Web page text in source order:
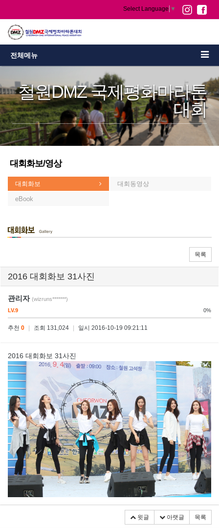
Select Language ▼
전체메뉴
철원DMZ 국제평화마라톤
대회
대회화보/영상
대회화보 대회동영상
eBook
목록
2016 대회화보 31사진
관리자 (wizruns*******)
LV.9
0%
추천 0 조회 131,024 일시 2016-10-19 09:21:11
2016 대회화보 31사진
윗글 아랫글 목록